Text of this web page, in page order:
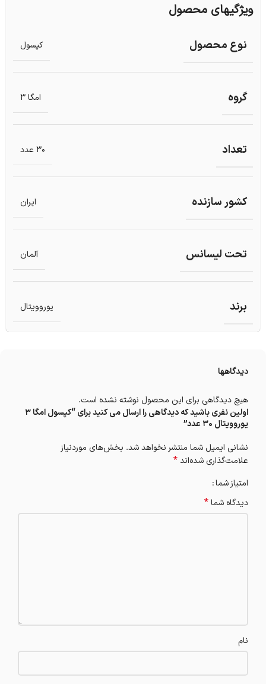
ویژگیهای محصول
نوع محصول کپسول
گروه امگا 3
تعداد 30 عدد
کشور سازنده ایران
تحت لیسانس آلمان
برند یوروویتال
دیدگاهها
هیچ دیدگاهی برای این محصول نوشته نشده است.
اولین نفری باشید که دیدگاهی را ارسال می کنید برای “کپسول امگا 3
یوروویتال 30 عدد”
نشانی ایمیل شما منتشر نخواهد شد. بخش‌های موردنیاز
علامت‌گذاری شده‌اند*
امتیاز شما
دیدگاه شما*
نام